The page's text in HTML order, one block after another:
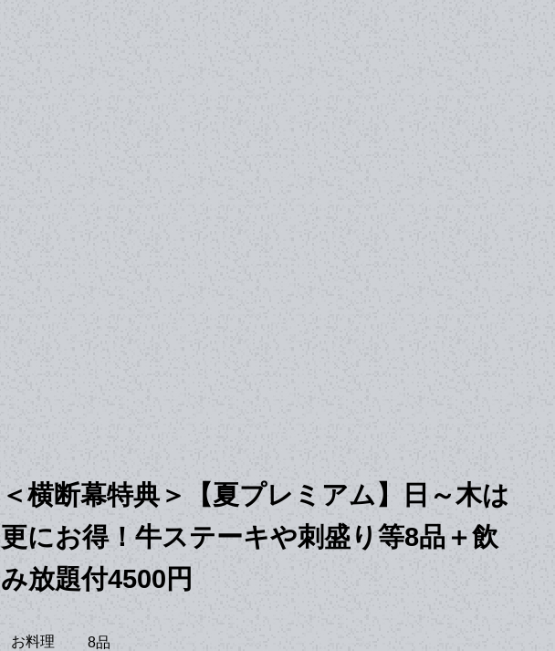
＜横断幕特典＞【夏プレミアム】日～木は
更にお得！牛ステーキや刺盛り等8品＋飲
み放題付4500円
お料理 8品